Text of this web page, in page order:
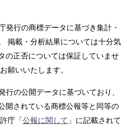
発行の商標データに基づき集計・
掲載・分析結果については十分気
の正否については保証していませ
願いいたします。
行の公開データに基づいており、
開されている商標公報等と同等の
庁「公報に関して 」に記載されて